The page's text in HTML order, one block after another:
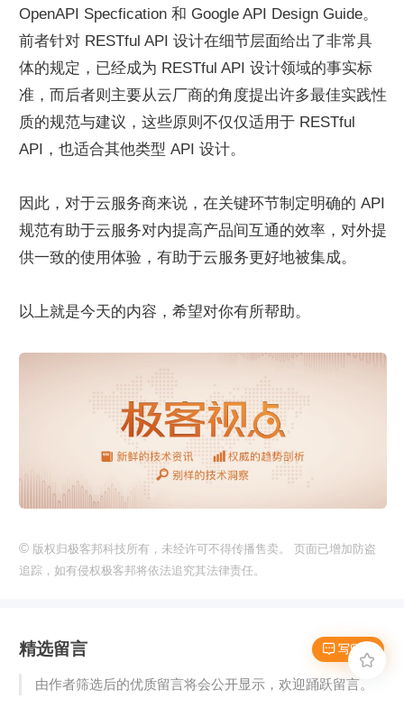
OpenAPI Specfication 和 Google API Design Guide。
前者针对 RESTful API 设计在细节层面给出了非常具
体的规定，已经成为 RESTful API 设计领域的事实标
准，而后者则主要从云厂商的角度提出许多最佳实践性
质的规范与建议，这些原则不仅仅适用于 RESTful
API，也适合其他类型 API 设计。
因此，对于云服务商来说，在关键环节制定明确的 API
规范有助于云服务对内提高产品间互通的效率，对外提
供一致的使用体验，有助于云服务更好地被集成。
以上就是今天的内容，希望对你有所帮助。
© 版权归极客邦科技所有，未经许可不得传播售卖。 页面已增加防盗
追踪，如有侵权极客邦将依法追究其法律责任。
 写留言
精选留言
由作者筛选后的优质留言将会公开显示，欢迎踊跃留言。
